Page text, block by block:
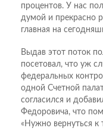
процентов. У нас
думой и прекрасно
главная на
Выдав этот поток
посетовал, что уж
федеральных
одной Счетной
согласился и
Федоровича, что
«Нужно вернуться к